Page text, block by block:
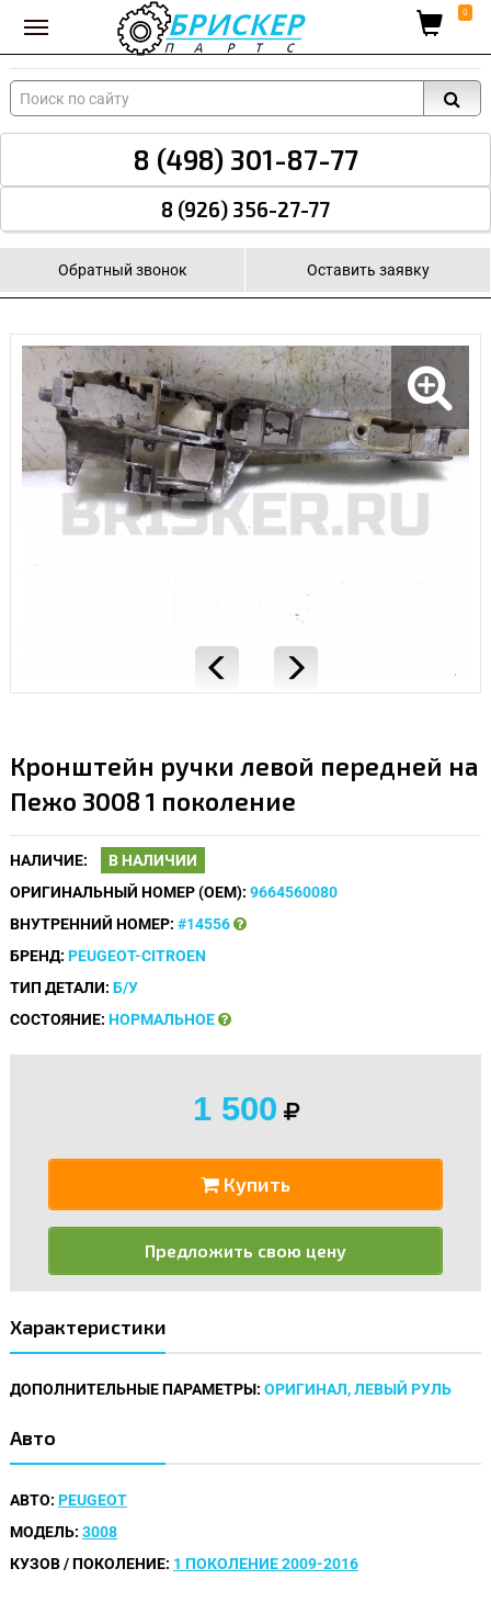
Вход для поставщиков 0
8 (498) 301-87-77
8 (926) 356-27-77
Обратный звонок Оставить заявку
Кронштейн ручки левой передней на
Пежо 3008 1 поколение
НАЛИЧИЕ:
В НАЛИЧИИ
ОРИГИНАЛЬНЫЙ НОМЕР (OEM): 9664560080
ВНУТРЕННИЙ НОМЕР: #14556
БРЕНД: PEUGEOT-CITROEN
ТИП ДЕТАЛИ: Б/У
СОСТОЯНИЕ: НОРМАЛЬНОЕ
1 500
Купить
Предложить свою цену
Характеристики
ДОПОЛНИТЕЛЬНЫЕ ПАРАМЕТРЫ: ОРИГИНАЛ, ЛЕВЫЙ РУЛЬ
Авто
АВТО: PEUGEOT
МОДЕЛЬ: 3008
КУЗОВ / ПОКОЛЕНИЕ: 1 ПОКОЛЕНИЕ 2009-2016